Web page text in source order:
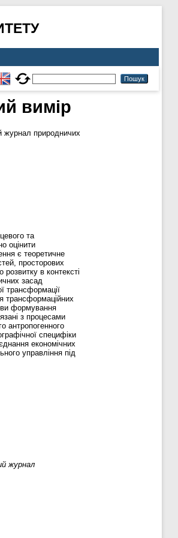
вимір
журнал природничих
та
оцінити
є теоретичне
просторових
в контексті
засад
трансформації
трансформаційних
формування
з процесами
антропогенного
специфіки
економічних
управління під
журнал